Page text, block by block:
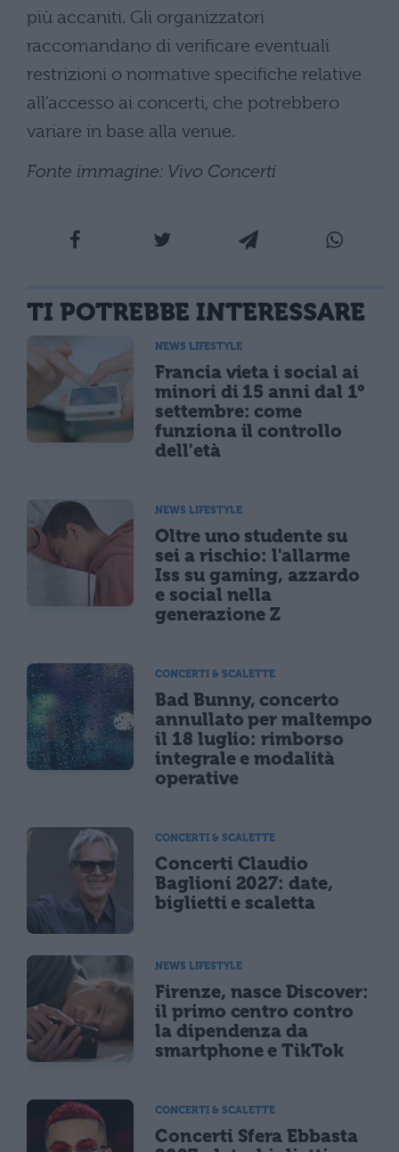
più accaniti. Gli organizzatori
raccomandano di verificare eventuali
restrizioni o normative specifiche relative
all’accesso ai concerti, che potrebbero
variare in base alla venue.
Fonte immagine: Vivo Concerti
TI POTREBBE INTERESSARE
NEWS LIFESTYLE
Francia vieta i social ai
minori di 15 anni dal 1°
settembre: come
funziona il controllo
dell'età
NEWS LIFESTYLE
Oltre uno studente su
sei a rischio: l'allarme
Iss su gaming, azzardo
e social nella
generazione Z
CONCERTI & SCALETTE
Bad Bunny, concerto
annullato per maltempo
il 18 luglio: rimborso
integrale e modalità
operative
CONCERTI & SCALETTE
Concerti Claudio
Baglioni 2027: date,
biglietti e scaletta
NEWS LIFESTYLE
Firenze, nasce Discover:
il primo centro contro
la dipendenza da
smartphone e TikTok
CONCERTI & SCALETTE
Concerti Sfera Ebbasta